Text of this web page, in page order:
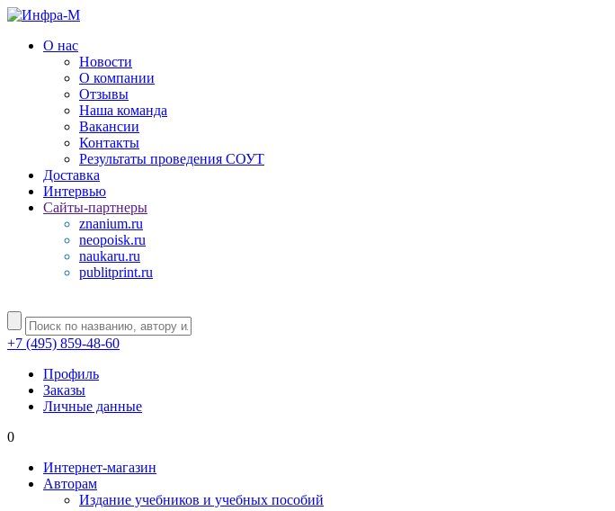
О нас
Новости
О компании
Отзывы
Наша команда
Вакансии
Контакты
Результаты проведения СОУТ
Доставка
Интервью
Сайты-партнеры
znanium.ru
neopoisk.ru
naukaru.ru
publitprint.ru
+7 (495) 859-48-60
Профиль
Заказы
Личные данные
0
Интернет-магазин
Авторам
Издание учебников и учебных пособий